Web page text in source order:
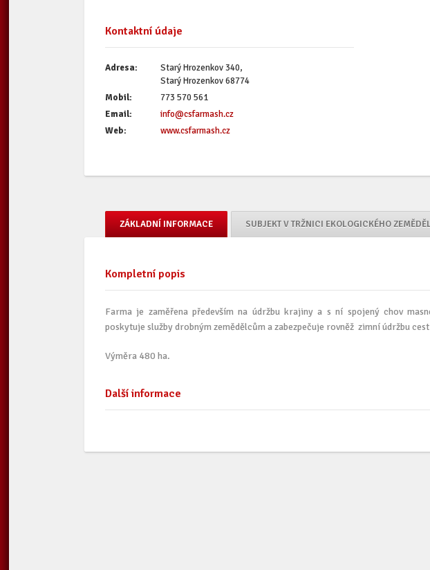
Kontaktní údaje
Adresa:
Starý Hrozenkov 340,
Starý Hrozenkov 68774
Mobil:
773 570 561
Email:
info@csfarmash.cz
Web:
www.csfarmash.cz
ZÁKLADNÍ INFORMACE SUBJEKT V TRŽNICI EKOLOGICKÉHO
Kompletní popis
Farma je zaměřena především na údržbu krajiny a s ní spojený chov
poskytuje služby drobným zemědělcům a zabezpečuje rovněž zimní údržbu
Výměra 480 ha.
Další informace